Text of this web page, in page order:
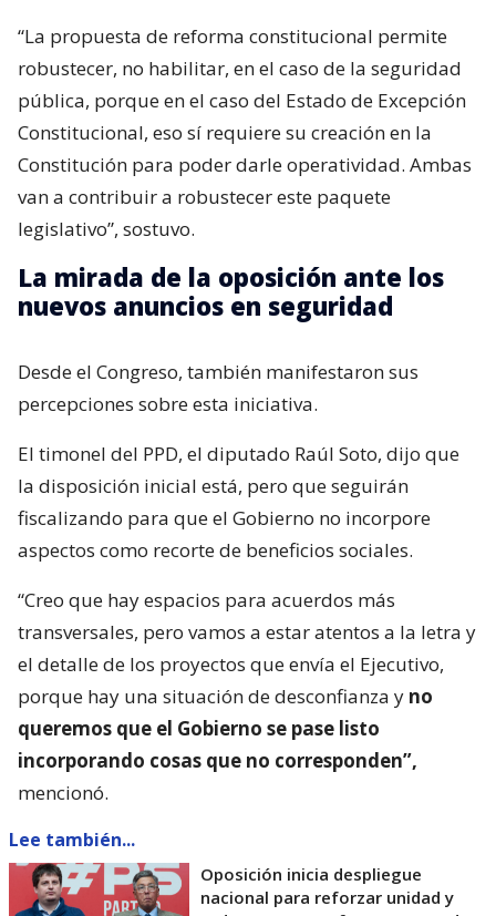
“La propuesta de reforma constitucional permite
robustecer, no habilitar, en el caso de la seguridad
pública, porque en el caso del Estado de Excepción
Constitucional, eso sí requiere su creación en la
Constitución para poder darle operatividad. Ambas
van a contribuir a robustecer este paquete
legislativo”, sostuvo.
La mirada de la oposición ante los
nuevos anuncios en seguridad
Desde el Congreso, también manifestaron sus
percepciones sobre esta iniciativa.
El timonel del PPD, el diputado Raúl Soto, dijo que
la disposición inicial está, pero que seguirán
fiscalizando para que el Gobierno no incorpore
aspectos como recorte de beneficios sociales.
“Creo que hay espacios para acuerdos más
transversales, pero vamos a estar atentos a la letra y
el detalle de los proyectos que envía el Ejecutivo,
porque hay una situación de desconfianza y no
queremos que el Gobierno se pase listo
incorporando cosas que no corresponden”,
mencionó.
Lee también...
Oposición inicia despliegue
nacional para reforzar unidad y